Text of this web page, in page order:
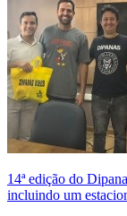
14ª edição do
incluindo um